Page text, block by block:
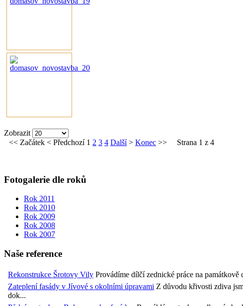
Zobrazit
<< Začátek < Předchozí 1 2 3 4 Další> Konec >> Strana 1 z 4
Fotogalerie dle roků
Rok 2011
Rok 2010
Rok 2009
Rok 2008
Rok 2007
Naše reference
Rekonstrukce Šrotovy Vily Provádíme dílčí zednické práce na památkově
Zateplení fasády v Jívové s okolními úpravami Z důvodu křivosti zdiva
dok...